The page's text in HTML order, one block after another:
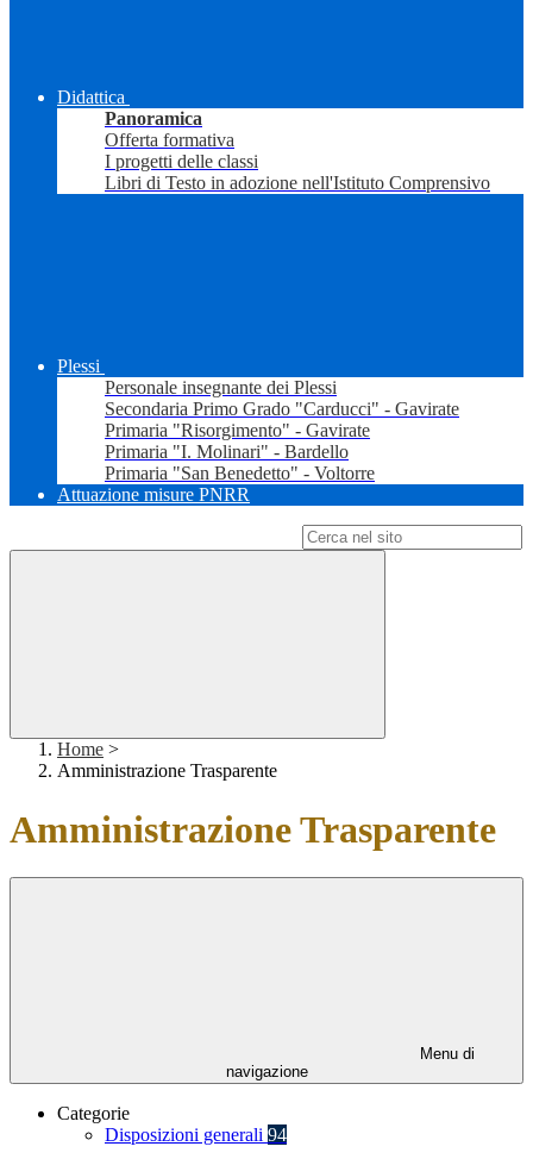
Didattica
Panoramica
Offerta formativa
I progetti delle classi
Libri di Testo in adozione nell'Istituto Comprensivo
Plessi
Personale insegnante dei Plessi
Secondaria Primo Grado "Carducci" - Gavirate
Primaria "Risorgimento" - Gavirate
Primaria "I. Molinari" - Bardello
Primaria "San Benedetto" - Voltorre
Attuazione misure PNRR
Home >
Amministrazione Trasparente
Amministrazione Trasparente
Menu di
navigazione
Categorie
Disposizioni generali 94